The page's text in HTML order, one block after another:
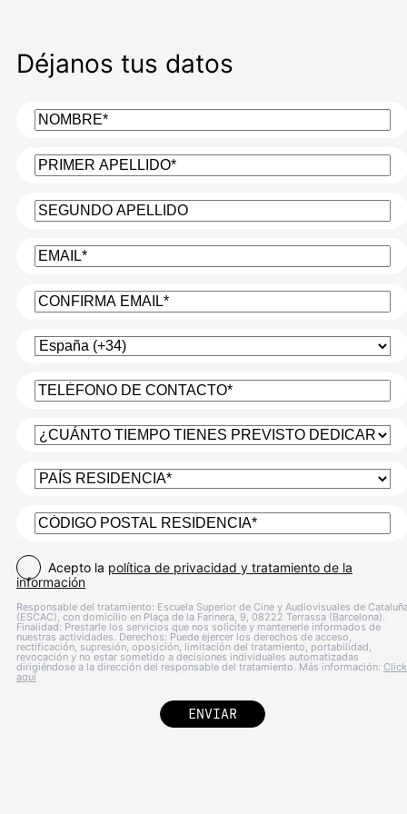
Déjanos tus datos
Acepto la política de privacidad y tratamiento de la
información
Responsable del tratamiento: Escuela Superior de Cine y Audiovisuales de
(ESCAC), con domicilio en Plaça de la Farinera, 9, 08222 Terrassa (Barcelona).
Finalidad: Prestarle los servicios que nos solicite y mantenerle informados de
nuestras actividades. Derechos: Puede ejercer los derechos de acceso,
rectificación, supresión, oposición, limitación del tratamiento, portabilidad,
revocación y no estar sometido a decisiones individuales automatizadas
dirigiéndose a la dirección del responsable del tratamiento. Más información: Click
aquí
ENVIAR